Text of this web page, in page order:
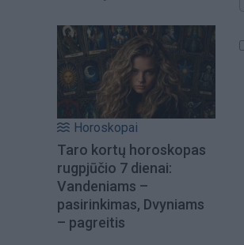
Horoskopai
Taro kortų horoskopas
rugpjūčio 7 dienai:
Vandeniams –
pasirinkimas, Dvyniams
– pagreitis